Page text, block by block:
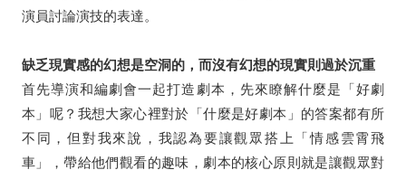
演員討論演技的表達。
缺乏現實感的幻想是空洞的，⽽沒有幻想的現實則過於沉重
首先導演和編劇會一起打造劇本，先來瞭解什麼是「好劇
本」呢？我想大家心裡對於「什麼是好劇本」的答案都有所
不同，但對我來說，我認為要讓觀眾搭上「情感雲霄飛
車」，帶給他們觀看的趣味，劇本的核心原則就是讓觀眾對